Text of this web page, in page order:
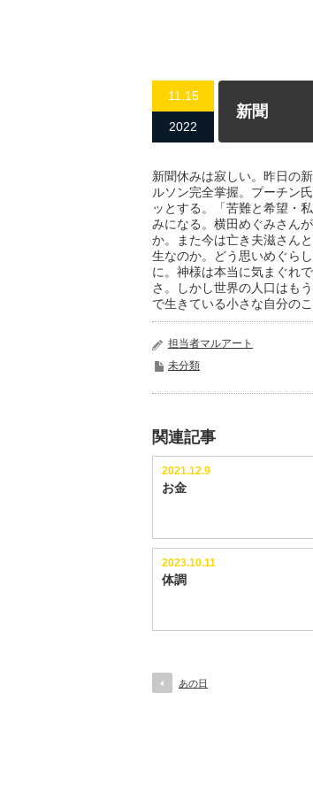
11.15
2022
新聞
新聞休みは寂しい。昨日の
ルソン完全掌握。プーチン
ッとする。「苦難と希望・
みになる。横田めぐみさん
か。また今は亡き夫滋さん
生なのか。どう思いめぐら
に。神様は本当に気まぐれ
さ。しかし世界の人口はも
で生きている小さな自分の
担当者マルアート
未分類
関連記事
2021.12.9
お金
2023.10.11
体調
あの日